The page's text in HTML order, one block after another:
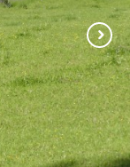
k a
m